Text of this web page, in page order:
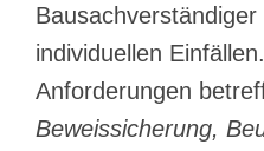
individuellen
Anforderungen
Beweissicherung,